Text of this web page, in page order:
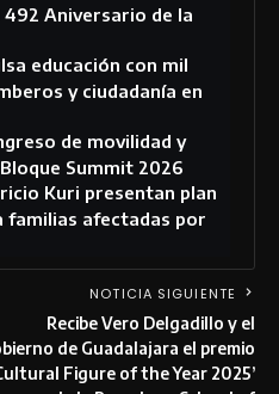
Aniversario de la
educación con mil
y ciudadanía en
de movilidad y
Summit 2026
Kuri presentan plan
familias afectadas por
NOTICIA SIGUIENTE
Recibe Vero Delgadillo y el
de Guadalajara el premio
Figure of the Year 2025’